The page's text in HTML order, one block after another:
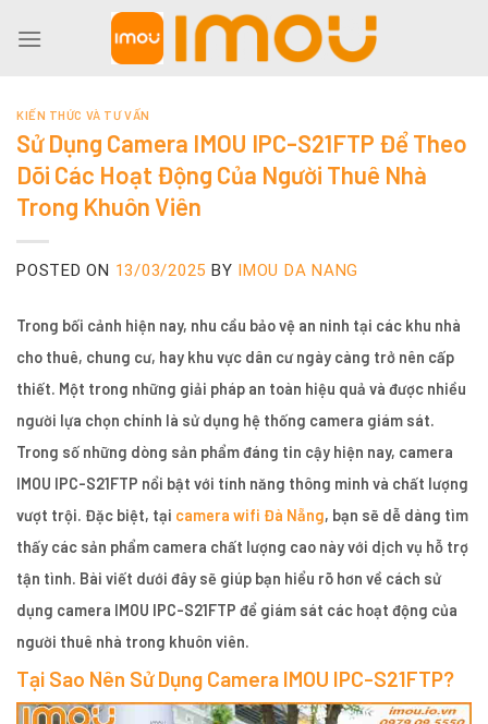
KIẾN THỨC VÀ TƯ VẤN
Sử Dụng Camera IMOU IPC-S21FTP Để Theo
Dõi Các Hoạt Động Của Người Thuê Nhà
Trong Khuôn Viên
POSTED ON 13/03/2025 BY IMOU DA NANG
Trong bối cảnh hiện nay, nhu cầu bảo vệ an ninh tại các khu nhà
cho thuê, chung cư, hay khu vực dân cư ngày càng trở nên cấp
thiết. Một trong những giải pháp an toàn hiệu quả và được nhiều
người lựa chọn chính là sử dụng hệ thống camera giám sát.
Trong số những dòng sản phẩm đáng tin cậy hiện nay, camera
IMOU IPC-S21FTP nổi bật với tính năng thông minh và chất lượng
vượt trội. Đặc biệt, tại camera wifi Đà Nẵng, bạn sẽ dễ dàng tìm
thấy các sản phẩm camera chất lượng cao này với dịch vụ hỗ trợ
tận tình. Bài viết dưới đây sẽ giúp bạn hiểu rõ hơn về cách sử
dụng camera IMOU IPC-S21FTP để giám sát các hoạt động của
người thuê nhà trong khuôn viên.
Tại Sao Nên Sử Dụng Camera IMOU IPC-S21FTP?